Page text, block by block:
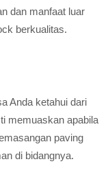
dan manfaat luar
berkualitas.
Anda ketahui dari
memuaskan apabila
paving
di bidangnya.